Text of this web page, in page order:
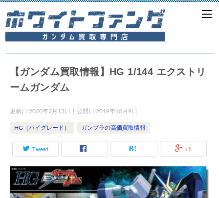
【ガンダム買取情報】HG 1/144 エクストリ
ームガンダム
更新日:2020年2月13日 公開日:2019年10月9日
HG（ハイグレード） ガンプラの高価買取情報
Tweet +1